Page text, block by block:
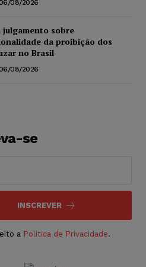
06/08/2026
julgamento sobre
da proibição dos
no Brasil
06/08/2026
se
INSCREVER
a Política de Privacidade.